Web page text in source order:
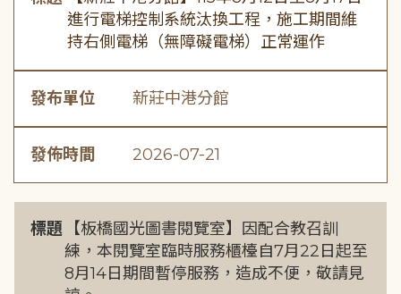
進行電梯控制系統汰換工程，施工期間維
持右側電梯（無障礙電梯）正常運作
發布單位 新莊中港分館
發佈時間 2026-07-21
標題
【板橋國光圖書閱覽室】因配合教召訓
練，本閱覽室臨時服務櫃檯自7月22日起至
8月14日期間暫停服務，造成不便，敬請見